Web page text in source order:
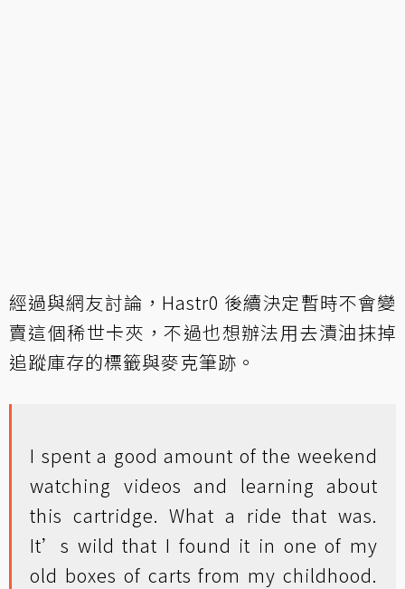
經過與網友討論，Hastr0 後續決定暫時不會變
賣這個稀世卡夾，不過也想辦法用去漬油抹掉
追蹤庫存的標籤與麥克筆跡。
I spent a good amount of the weekend
watching videos and learning about
this cartridge. What a ride that was.
It’s wild that I found it in one of my
old boxes of carts from my childhood.